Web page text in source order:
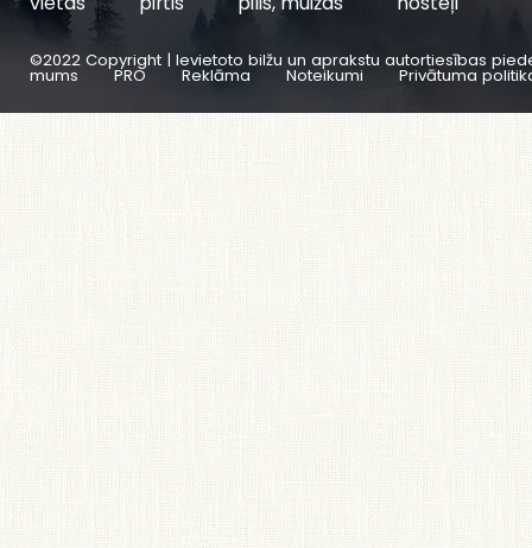
©2022 Copyright | Ievietoto bilžu un aprakstu autortiesības
mums PRO Reklāma Noteikumi Privātuma